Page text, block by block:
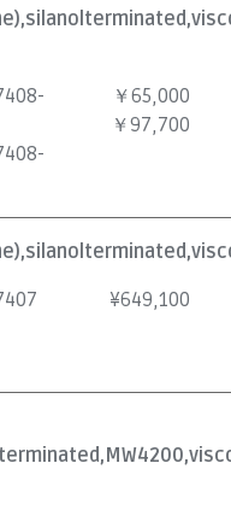
￥65,000
￥97,700
¥649,100